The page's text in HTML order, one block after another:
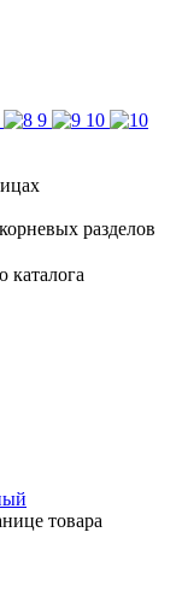
9
10
разделов
товара